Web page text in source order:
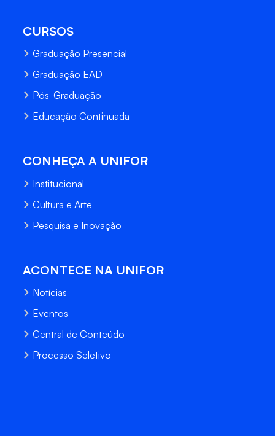
CURSOS
Graduação Presencial
Graduação EAD
Pós-Graduação
Educação Continuada
CONHEÇA A UNIFOR
Institucional
Cultura e Arte
Pesquisa e Inovação
ACONTECE NA UNIFOR
Notícias
Eventos
Central de Conteúdo
Processo Seletivo